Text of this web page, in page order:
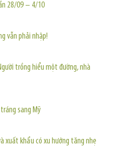
28/09 – 4/10
vẫn phải nhập!
trồng hiểu một đường, nhà
sang Mỹ
xuất khẩu có xu hướng tăng nhẹ